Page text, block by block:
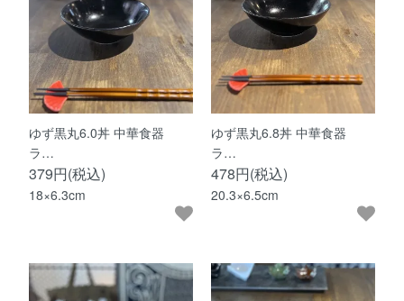
ゆず黒丸6.0丼 中華食器
ラ…
379円(税込)
18×6.3cm
ゆず黒丸6.8丼 中華食器
ラ…
478円(税込)
20.3×6.5cm